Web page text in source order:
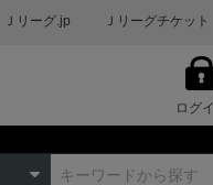
Ｊリーグ.jp Ｊリーグチケット
ログ